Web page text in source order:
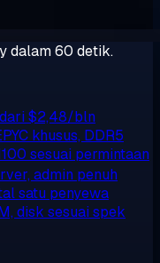
dalam 60 detik.
dari $2,48/bln
khusus, DDR5
sesuai permintaan
admin penuh
satu penyewa
disk sesuai spek